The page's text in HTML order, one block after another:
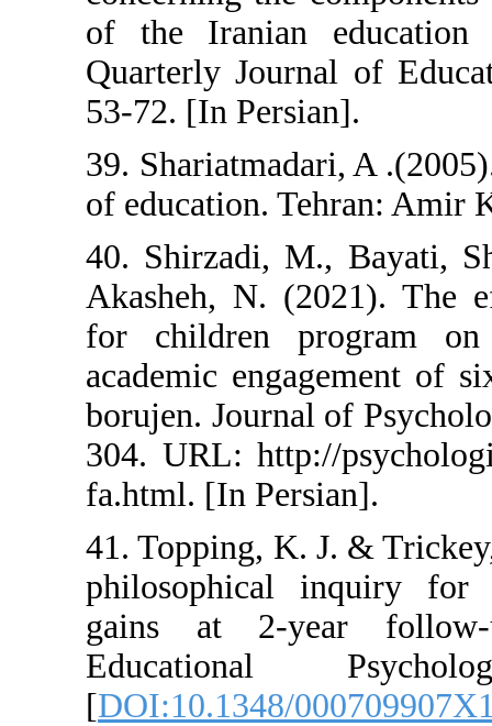
of the Iranian
Quarterly
53-72. [In
39.
of education.
40. Shirzadi,
Akasheh, N.
for children
academic
borujen.
304. URL:
fa.html. [In
41. Topping, K.
philosophical
gains at 2-
[DOI:10.1348/